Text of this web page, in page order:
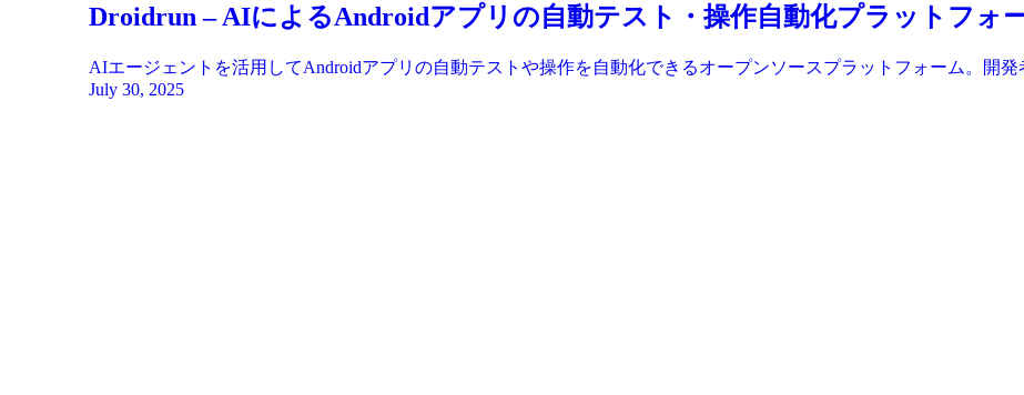
Droidrun – AIによるAndroidアプリの自動テスト・操作自動化プラットフォ
AIエージェントを活用してAndroidアプリの自動テストや操作を自動化できるオープンソースプラットフォーム。開
July 30, 2025